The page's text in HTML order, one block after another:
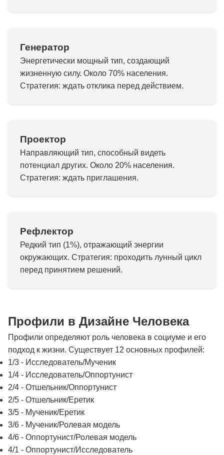
Генератор
Энергетически мощный тип, создающий
жизненную силу. Около 70% населения.
Стратегия: ждать отклика перед действием.
Проектор
Направляющий тип, способный видеть
потенциал других. Около 20% населения.
Стратегия: ждать приглашения.
Рефлектор
Редкий тип (1%), отражающий энергии
окружающих. Стратегия: проходить лунный цикл
перед принятием решений.
Профили в Дизайне Человека
Профили определяют роль человека в социуме и его
подход к жизни. Существует 12 основных профилей:
1/3 - Исследователь/Мученик
1/4 - Исследователь/Оппортунист
2/4 - Отшельник/Оппортунист
2/5 - Отшельник/Еретик
3/5 - Мученик/Еретик
3/6 - Мученик/Ролевая модель
4/6 - Оппортунист/Ролевая модель
4/1 - Оппортунист/Исследователь